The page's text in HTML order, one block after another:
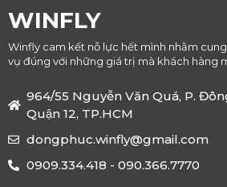
WINFLY
Winfly cam kết nỗ lực hết mình nhằm
vụ đúng với những giá trị mà khách hàng
964/55 Nguyễn Văn Quá, P.
Quận 12, TP.HCM
dongphuc.winfly@gmail.com
0909.334.418 - 090.366.7770